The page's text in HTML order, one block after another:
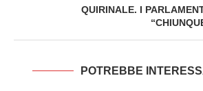
QUIRINALE. I
POTREBBE